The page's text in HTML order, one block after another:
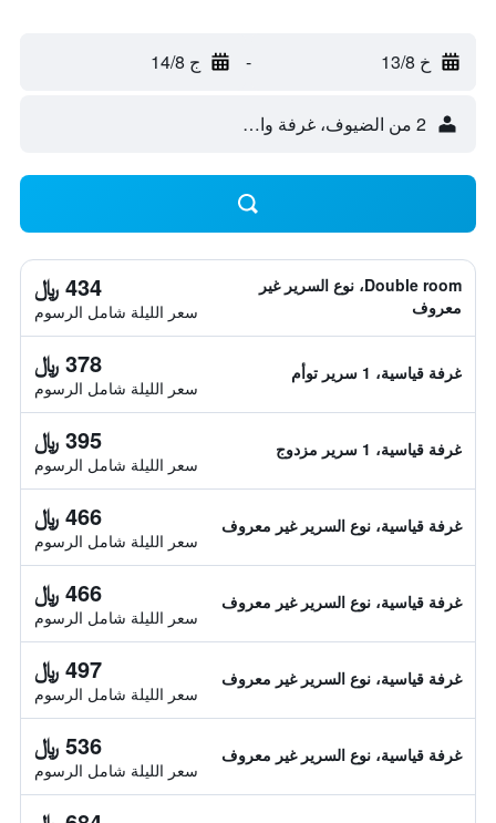
خ 13/8 - ج 14/8
2 من الضيوف، غرفة واحدة
Double room، نوع السرير غير
معروف
434 ﷼
سعر الليلة شامل الرسوم
غرفة قياسية، 1 سرير توأم 378 ﷼
سعر الليلة شامل الرسوم
غرفة قياسية، 1 سرير مزدوج 395 ﷼
سعر الليلة شامل الرسوم
غرفة قياسية، نوع السرير غير معروف 466 ﷼
سعر الليلة شامل الرسوم
غرفة قياسية، نوع السرير غير معروف 466 ﷼
سعر الليلة شامل الرسوم
غرفة قياسية، نوع السرير غير معروف 497 ﷼
سعر الليلة شامل الرسوم
غرفة قياسية، نوع السرير غير معروف 536 ﷼
سعر الليلة شامل الرسوم